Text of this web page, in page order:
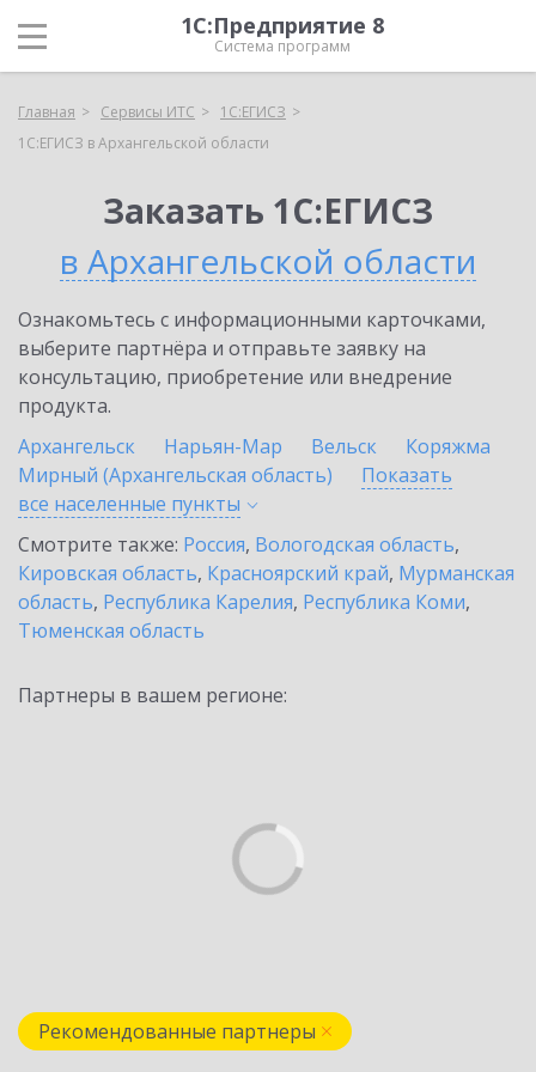
1С:Предприятие 8
Система программ
Главная Сервисы ИТС
1С:ЕГИСЗ
1С:ЕГИСЗ в Архангельской области
Заказать 1С:ЕГИСЗ
в Архангельской области
Ознакомьтесь с информационными карточками,
выберите партнёра и отправьте заявку на
консультацию, приобретение или внедрение
продукта.
Архангельск
Нарьян-Мар Вельск
Коряжма
Мирный (Архангельская область)
Показать
все населенные пункты
Смотрите также: Россия, Вологодская область,
Кировская область, Красноярский край, Мурманская
область, Республика Карелия, Республика Коми,
Тюменская область
Партнеры в вашем регионе:
Рекомендованные партнеры